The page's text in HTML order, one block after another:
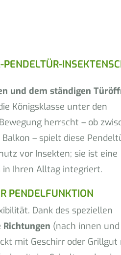
und dem ständigen
Königsklasse unter den
herrscht – ob
– spielt diese
vor Insekten; sie ist eine
Ihren Alltag integriert.
PENDELFUNKTION
Dank des speziellen
Richtungen (nach innen
mit Geschirr oder Grillgut